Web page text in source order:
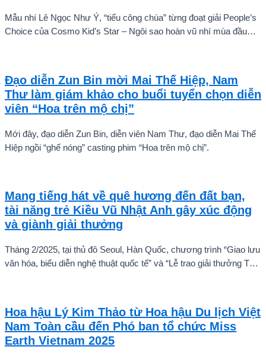
Mẫu nhí Lê Ngọc Như Ý, “tiểu công chúa” từng đoạt giải People’s
Choice của Cosmo Kid’s Star – Ngôi sao hoàn vũ nhí mùa đầu
Đạo diễn Zun Bin mời Mai Thế Hiệp, Nam
Thư làm giám khảo cho buổi tuyển chọn diễn
viên “Hoa trên mộ chị”
Mới đây, đạo diễn Zun Bin, diễn viên Nam Thư, đạo diễn Mai Thế
Hiệp ngồi “ghế nóng” casting phim “Hoa trên mộ chị”.
Mang tiếng hát về quê hương đến đất bạn,
tài năng trẻ Kiều Vũ Nhật Anh gây xúc động
và giành giải thưởng
Tháng 2/2025, tại thủ đô Seoul, Hàn Quốc, chương trình “Giao lưu
văn hóa, biểu diễn nghệ thuật quốc tế” và “Lễ trao giải thưởng Tài
ấn tượng mạnh với giọng hát trữ tình sâu lắng, mang đậm hơi thở
quê hương.
Hoa hậu Lý Kim Thảo từ Hoa hậu Du lịch Việt
Nam Toàn cầu đến Phó ban tổ chức Miss
Earth Vietnam 2025